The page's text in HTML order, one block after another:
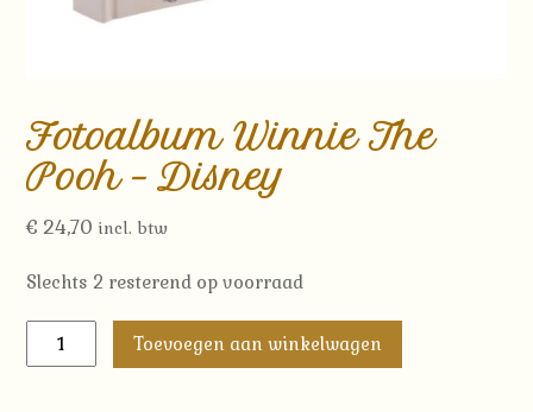
Fotoalbum Winnie The
Pooh – Disney
€ 24,70 incl. btw
Slechts 2 resterend op voorraad
Fotoalbum
Winnie
Toevoegen aan winkelwagen